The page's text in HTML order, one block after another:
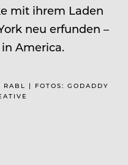
mit ihrem Laden
neu erfunden –
America.
| FOTOS: GODADDY